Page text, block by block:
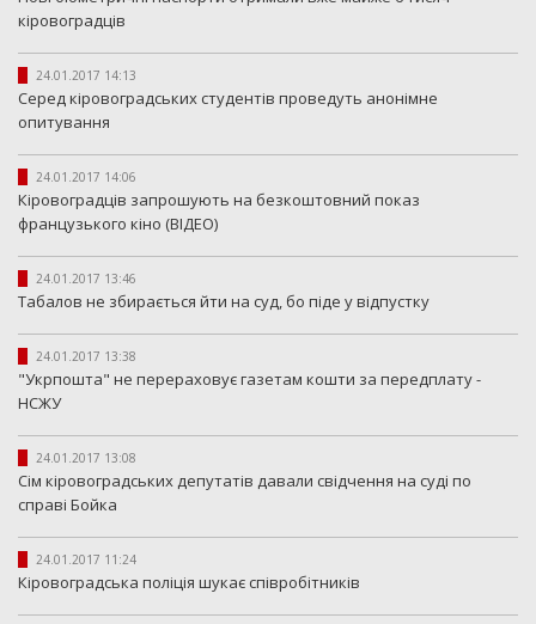
кіровоградців
24.01.2017 14:13
Серед кіровоградських студентів проведуть анонімне
опитування
24.01.2017 14:06
Кіровоградців запрошують на безкоштовний показ
французького кіно (ВІДЕО)
24.01.2017 13:46
Табалов не збирається йти на суд, бо піде у відпустку
24.01.2017 13:38
"Укрпошта" не перераховує газетам кошти за передплату -
НСЖУ
24.01.2017 13:08
Сім кіровоградських депутатів давали свідчення на суді по
справі Бойка
24.01.2017 11:24
Кіровоградська поліція шукає співробітників